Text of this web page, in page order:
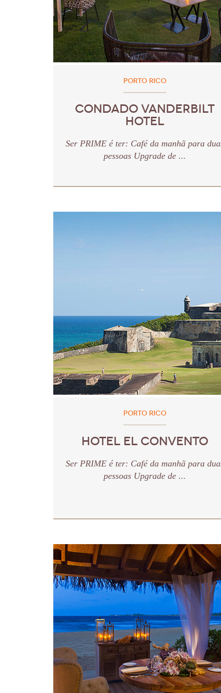
PORTO RICO
CONDADO VANDERBILT
HOTEL
Ser PRIME é ter: Café da manhã para
pessoas Upgrade de ...
PORTO RICO
HOTEL EL CONVENTO
Ser PRIME é ter: Café da manhã para
pessoas Upgrade de ...